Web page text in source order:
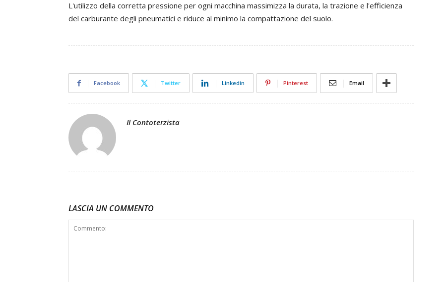
L'utilizzo della corretta pressione per ogni macchina massimizza la durata, la trazione e l'efficienza
del carburante degli pneumatici e riduce al minimo la compattazione del suolo.
Facebook Twitter Linkedin Pinterest Email
Il Contoterzista
LASCIA UN COMMENTO